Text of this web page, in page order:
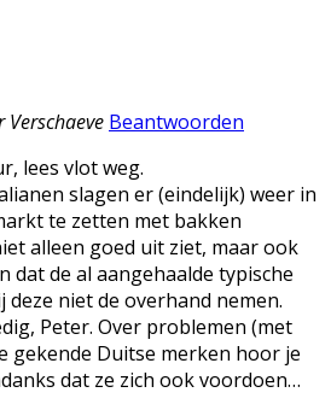
Verschaeve Beantwoorden
lees vlot weg.
slagen er (eindelijk) weer in
te zetten met bakken
alleen goed uit ziet, maar ook
dat de al aangehaalde typische
deze niet de overhand nemen.
Peter. Over problemen (met
gekende Duitse merken hoor je
dat ze zich ook voordoen…